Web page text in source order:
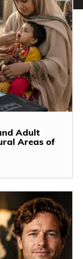
Adult
Areas of